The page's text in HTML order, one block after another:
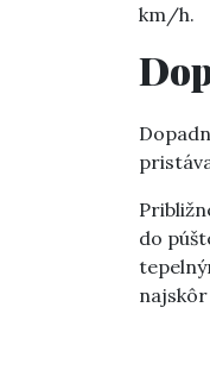
km/h.
do